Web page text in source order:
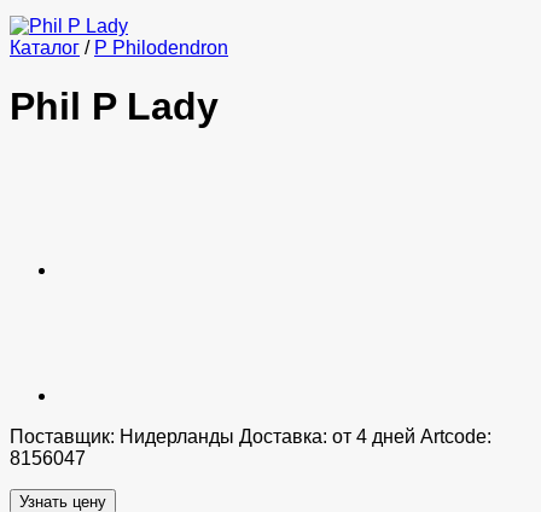
Каталог / P Philodendron
Phil P Lady
Поставщик: Нидерланды Доставка: от 4 дней Artcode:
8156047
Узнать цену